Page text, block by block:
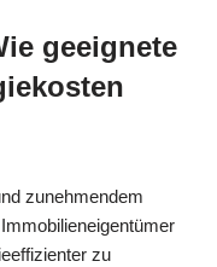
geeignete
zunehmendem
zu